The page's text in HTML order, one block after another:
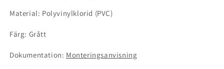
Material: Polyvinylklorid (PVC)
Färg: Grått
Dokumentation: Monteringsanvisning